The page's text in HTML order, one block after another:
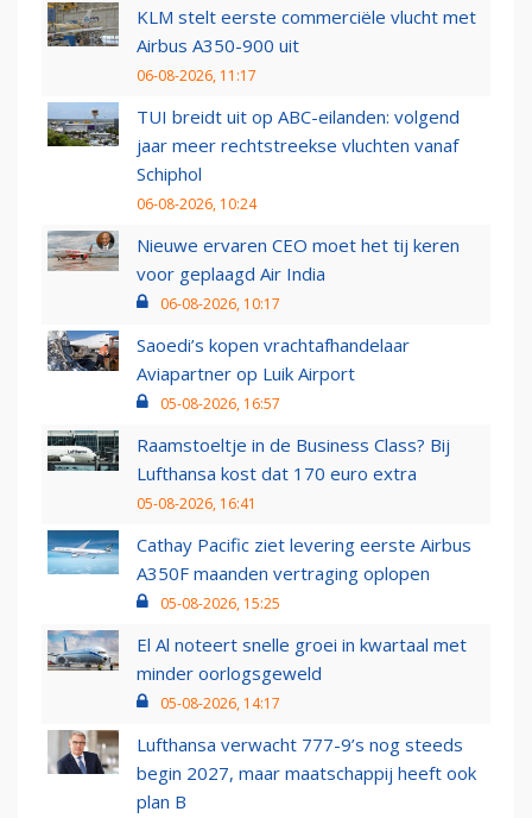
KLM stelt eerste commerciële vlucht met
Airbus A350-900 uit
06-08-2026, 11:17
TUI breidt uit op ABC-eilanden: volgend
jaar meer rechtstreekse vluchten vanaf
Schiphol
06-08-2026, 10:24
Nieuwe ervaren CEO moet het tij keren
voor geplaagd Air India
06-08-2026, 10:17
Saoedi’s kopen vrachtafhandelaar
Aviapartner op Luik Airport
05-08-2026, 16:57
Raamstoeltje in de Business Class? Bij
Lufthansa kost dat 170 euro extra
05-08-2026, 16:41
Cathay Pacific ziet levering eerste Airbus
A350F maanden vertraging oplopen
05-08-2026, 15:25
El Al noteert snelle groei in kwartaal met
minder oorlogsgeweld
05-08-2026, 14:17
Lufthansa verwacht 777-9’s nog steeds
begin 2027, maar maatschappij heeft ook
plan B